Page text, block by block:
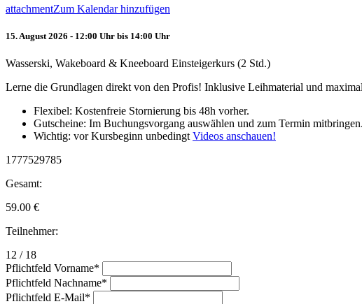
attachmentZum Kalendar hinzufügen
15. August 2026 - 12:00 Uhr bis 14:00 Uhr
Wasserski, Wakeboard & Kneeboard Einsteigerkurs (2 Std.)
Lerne die Grundlagen direkt von den Profis! Inklusive Leihmaterial und
Flexibel: Kostenfreie Stornierung bis 48h vorher.
Gutscheine: Im Buchungsvorgang auswählen und zum Termin mitbringen.
Wichtig: vor Kursbeginn unbedingt Videos anschauen!
1777529785
Gesamt:
59.00 €
Teilnehmer:
12 / 18
Pflichtfeld Vorname*
Pflichtfeld Nachname*
Pflichtfeld E-Mail*